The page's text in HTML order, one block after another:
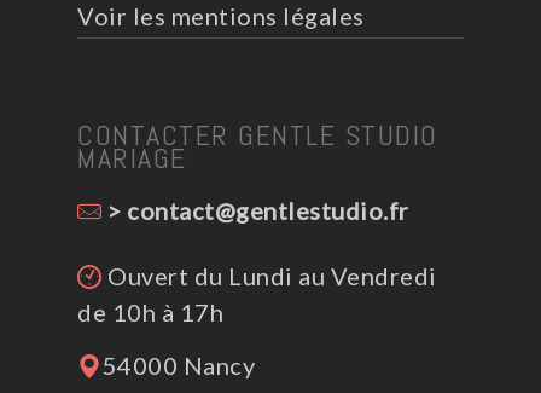
Voir les mentions légales
CONTACTER GENTLE STUDIO
MARIAGE
> contact@gentlestudio.fr
Ouvert du Lundi au Vendredi
de 10h à 17h
54000 Nancy